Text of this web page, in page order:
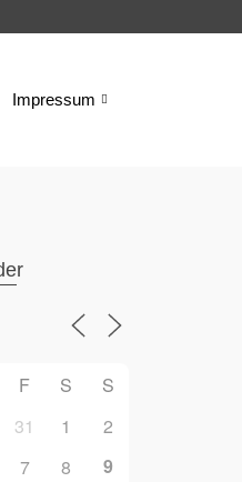
Impressum
F S
S
31 1
2
7 8
9